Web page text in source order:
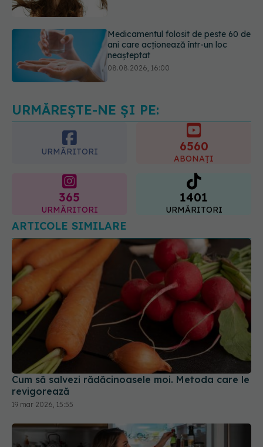
Transpirații nocturne: semnul ignorat
care poate ascunde probleme
URMĂREȘTE-NE ȘI PE:
URMĂRITORI 6560
ABONAȚI
365
URMĂRITORI
1401
URMĂRITORI
ARTICOLE SIMILARE
Cum să salvezi rădăcinoasele moi. Metoda care le
revigorează
19 mar 2026, 15:55